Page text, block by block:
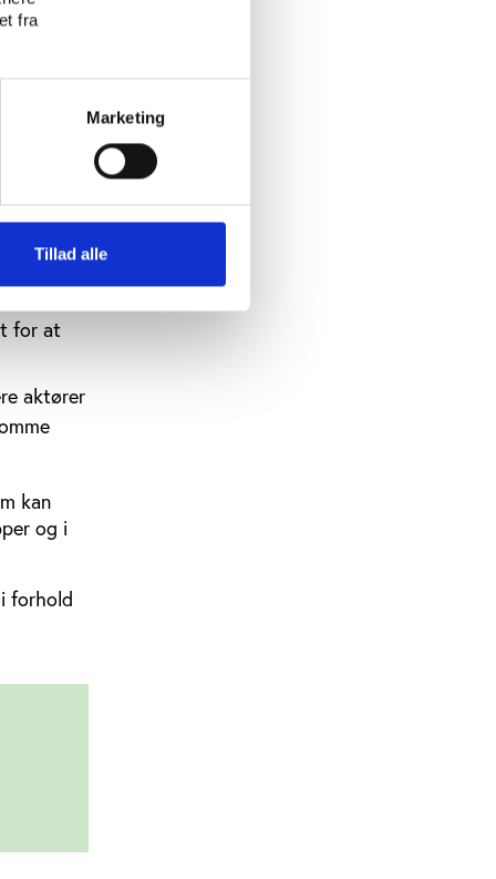
fra
Marketing
Tillad alle
forløb
for at
aktører
kan
og i
forhold